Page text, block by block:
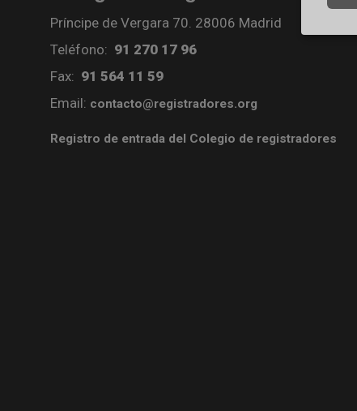
Príncipe de Vergara 70. 28006 Madrid
Teléfono: 91 270 17 96
Fax: 91 564 11 59
Email: contacto@registradores.org
Registro de entrada del Colegio de registradores